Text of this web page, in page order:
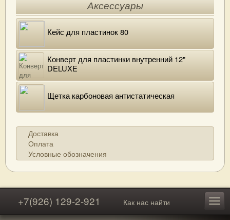
Аксессуары
Кейс для пластинок 80
Конверт для пластинки внутренний 12"
DELUXE
Щетка карбоновая антистатическая
Доставка
Оплата
Условные обозначения
+7(926) 129-2-921 Как нас найти